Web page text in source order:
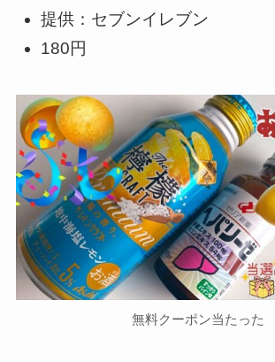
提供：セブンイレブン
180円
無料クーポン当たった